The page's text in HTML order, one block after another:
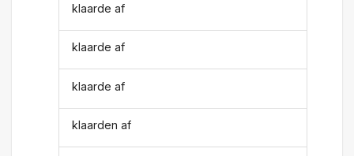
klaarde af
klaarde af
klaarde af
klaarden af